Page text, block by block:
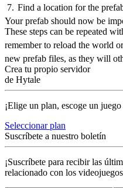
Find a location for the
Your prefab should now be
These steps can be repeated
remember to reload the world
new prefab files, as they will
Crea tu propio servidor
de Hytale
¡Elige un plan, escoge un
Seleccionar plan
Suscríbete a nuestro boletín
¡Suscríbete para recibir las
relacionado con los